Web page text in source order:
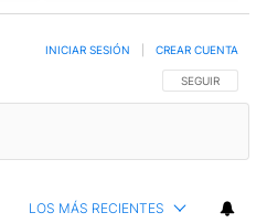
SIGA ESTA
SEGUIR
INICIAR SESIÓN CREAR CUENTA
LOS MÁS RECIENTES